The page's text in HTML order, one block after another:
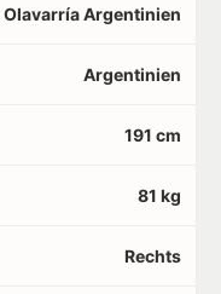
Olavarría Argentinien
Argentinien
191 cm
81 kg
Rechts